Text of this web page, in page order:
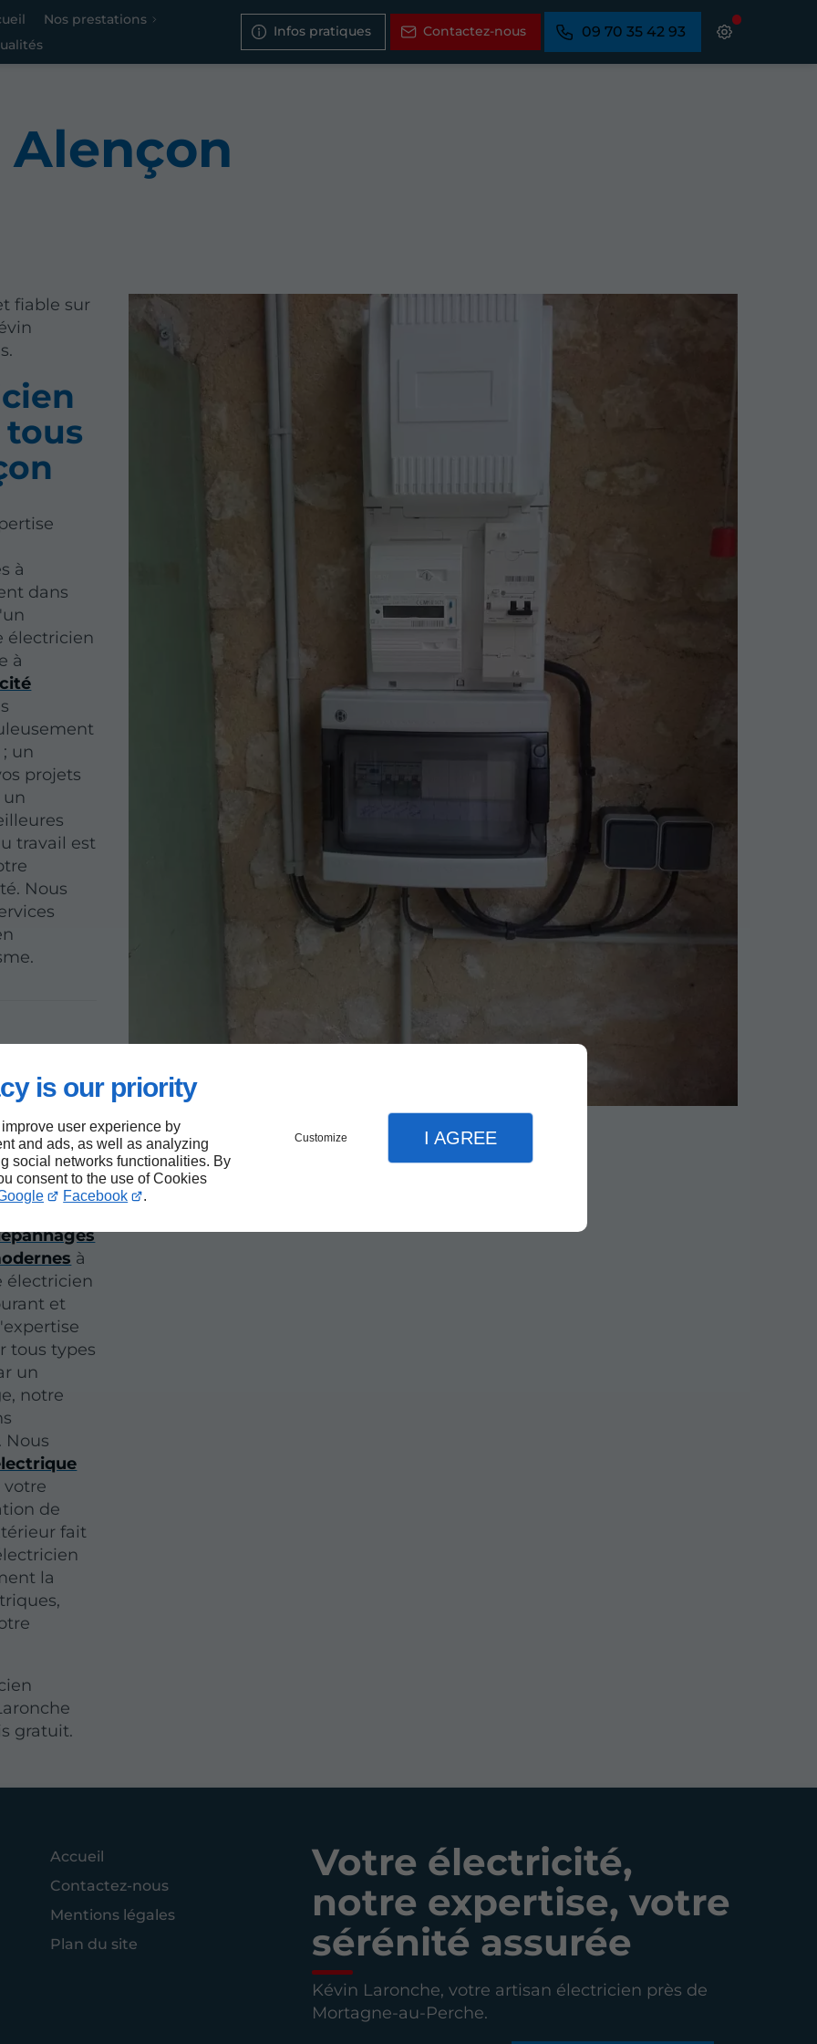
is our priority
user experience by
and ads, as well as analyzing
social networks functionalities. By
consent to the use of Cookies
Facebook .
Customize I AGREE
Nos prestations
Infos pratiques Contactez-nous 09 70 35 42 93
fiable sur
à
dans
électricien
à
un
projets
un
travail est
Nous
à
électricien
et
tous types
un
notre
Nous
votre
de
fait
la
gratuit.
Accueil
Contactez-nous
Mentions légales
Plan du site
Votre électricité,
notre expertise, votre
sérénité assurée
Kévin Laronche, votre artisan électricien près de
Mortagne-au-Perche.